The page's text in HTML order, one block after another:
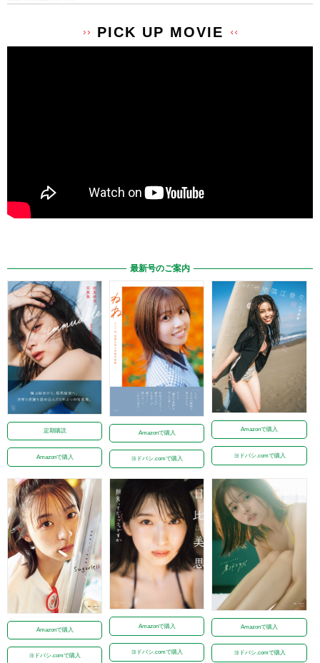
PICK UP MOVIE
最新号のご案内
定期購読
Amazonで購入
Amazonで購入
ヨドバシ.comで購入
Amazonで購入
ヨドバシ.comで購入
Amazonで購入
ヨドバシ.comで購入
Amazonで購入
ヨドバシ.comで購入
Amazonで購入
ヨドバシ.comで購入